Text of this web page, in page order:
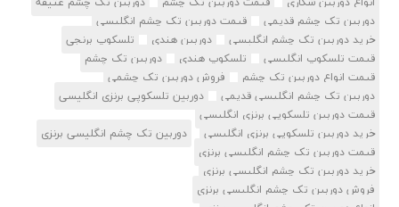
دوربین تک چشم قدیمی
قیمت دوربین تک چشم انگلیسی
خرید دوربین تک چشم انگلیسی
دوربین هندی
تلسکوپ برنجی
قیمت تلسکوپ انگلیسی
تلسکوپ هندی
دوربین تک چشم
قیمت انواع دوربین تک چشم
فروش دوربین تک چشمی
دوربین تک چشم انگلیسی قدیمی
دوربین تلسکوپی برنزی انگلیسی
قیمت دوربین تلسکوپی برنزی انگلیسی
خرید دوربین تلسکوپی برنزی انگلیسی
دوربین تک چشم انگلیسی برنزی
قیمت دوربین تک چشم انگلیسی برنزی
خرید دوربین تک چشم انگلیسی برنزی
فروش دوربین تک چشم انگلیسی برنزی